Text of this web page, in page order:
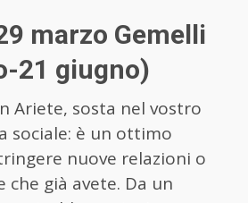
marzo Gemelli
21 giugno)
Ariete, sosta nel vostro
sociale: è un ottimo
nuove relazioni o
che già avete. Da un